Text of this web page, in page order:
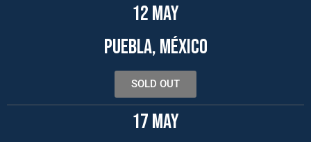
12 MAY
PUEBLA, MÉXICO
SOLD OUT
17 MAY